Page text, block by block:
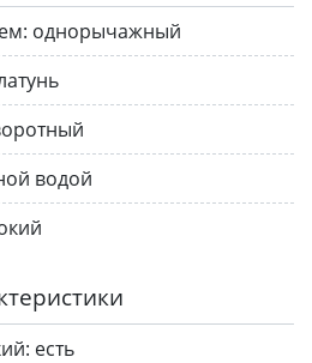
однорычажный
водой
есть